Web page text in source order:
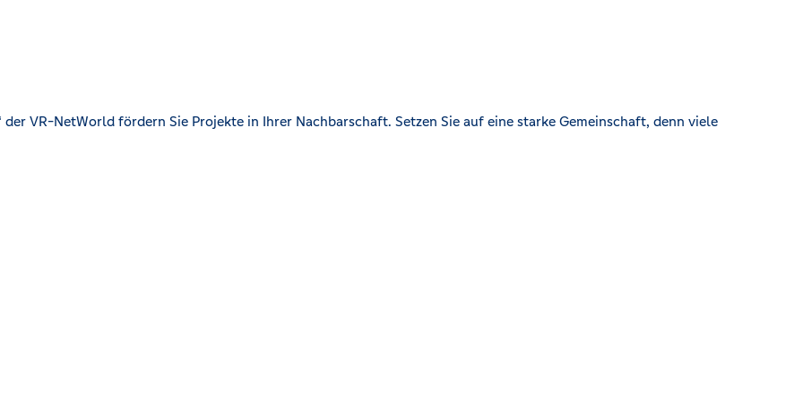
VR-NetWorld fördern Sie Projekte in Ihrer Nachbarschaft. Setzen Sie auf eine starke Gemeinschaft, denn viele